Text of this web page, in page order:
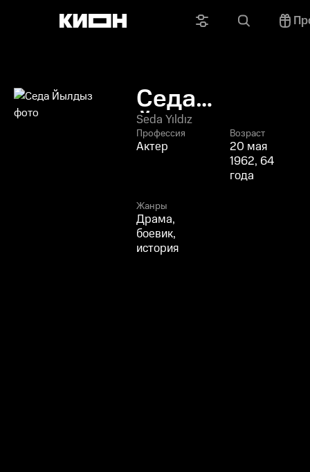
Седа
Йылдыз
Seda Yıldız
Профессия
Актер
Возраст
20 мая
1962, 64
года
Жанры
Драма,
боевик,
история